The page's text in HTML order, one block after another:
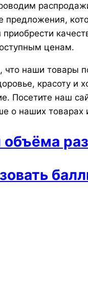
предложения,
ценам.
наши товары
красоту и
Посетите наш
о наших товарах